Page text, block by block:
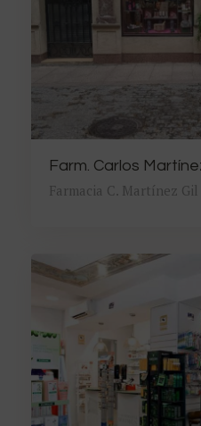
Farm. Carlos
Farmacia C. Martínez Gil